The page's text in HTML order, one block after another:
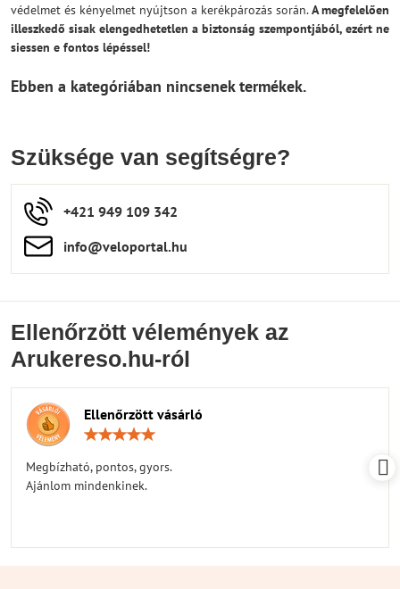
védelmet és kényelmet nyújtson a kerékpározás során.A megfelelően
illeszkedő sisak elengedhetetlen a biztonság szempontjából, ezért ne
siessen e fontos lépéssel!
Szüksége van segítségre?
+421 949 109 342
info​​@veloportal​.hu
Ellenőrzött vélemények az
Arukereso.hu-ról
Ellenőrzött vásárló
Megbízható, pontos, gyors.
Ajánlom mindenkinek.